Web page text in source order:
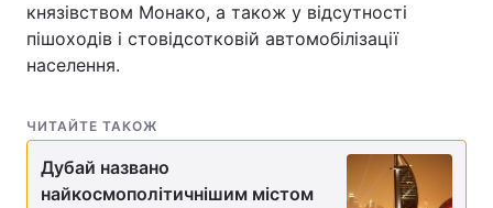
Економіка Світ
Спорт
Техно і зв'язок
Зброя
князівством Монако, а також у відсутності
пішоходів і стовідсотковій автомобілізації
населення.
ЧИТАЙТЕ ТАКОЖ
Дубай названо
найкосмополітичнішим містом